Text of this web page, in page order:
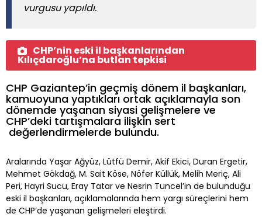
vurgusu yapıldı.
CHP’nin eski il başkanlarından
Kılıçdaroğlu’na butlan tepkisi
CHP Gaziantep’in geçmiş dönem il başkanları,
kamuoyuna yaptıkları ortak açıklamayla son
dönemde yaşanan siyasi gelişmelere ve
CHP’deki tartışmalara ilişkin sert
değerlendirmelerde bulundu.
Aralarında Yaşar Ağyüz, Lütfü Demir, Akif Ekici, Duran Ergetir,
Mehmet Gökdağ, M. Sait Köse, Nöfer Küllük, Melih Meriç, Ali
Peri, Hayri Sucu, Eray Tatar ve Nesrin Tuncel’in de bulunduğu
eski il başkanları, açıklamalarında hem yargı süreçlerini hem
de CHP’de yaşanan gelişmeleri eleştirdi.